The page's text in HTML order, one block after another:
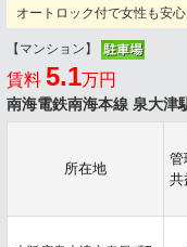
オートロック付で女性も安心
【マンション】
賃料 5.1万円
南海電鉄南海本線 泉大津
所在地
管
共